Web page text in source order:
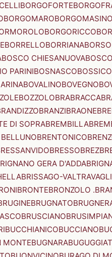
BORGOFORTE
BORGOMAROBORGOMASINO
BORGORICCO
BORRELLOBORRIANA
BOSCO CHIESANUOVA
PARINIBOSNASCOBOSSICO
BOVALINOBOVEGNO
BOZZOLOBRABRACCA
BRANZIBRAONE
DI SOPRABREMBILLA
BRENTONICO
BRESSOBREZ
GERA D'ADDA
BRISSAGO-
BRONTEBRONZOLO
BRUGNATO
BRUSCIANO
BUCCHIANICOBUCCIANO
MONTEBUGNARA